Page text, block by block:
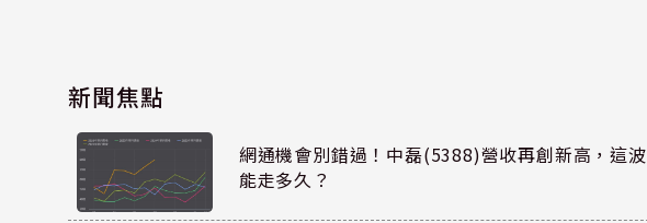
新聞焦點
網通機會別錯過！中磊(5388)營收再創新高，這波
能走多久？